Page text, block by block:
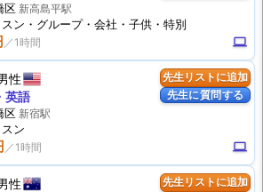
computer
区 新高島平駅
ン ・グループ・会社・子供・特別
先生リストに追加
先生に質問する
性
computer
英語
区 新宿駅
ン
先生リストに追加
性